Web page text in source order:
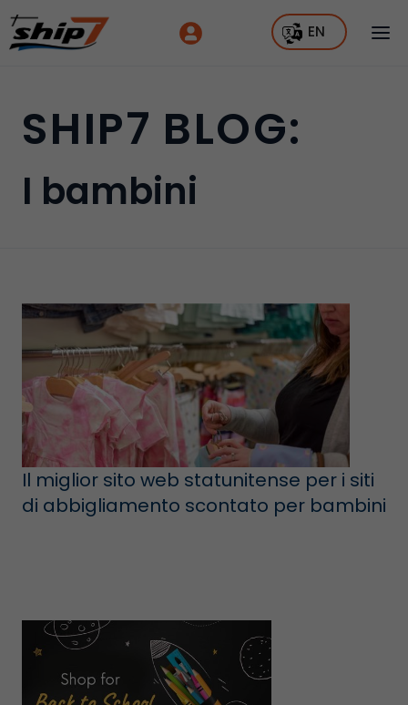
EN
SHIP7 BLOG:
I bambini
Il miglior sito web statunitense per i siti
di abbigliamento scontato per bambini